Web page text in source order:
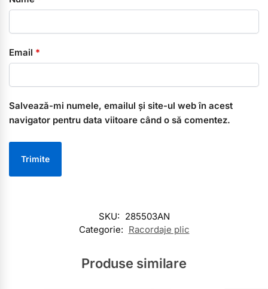
Email *
Salvează-mi numele, emailul și site-ul web în acest
navigator pentru data viitoare când o să comentez.
SKU: 285503AN
Categorie: Racordaje plic
Produse similare